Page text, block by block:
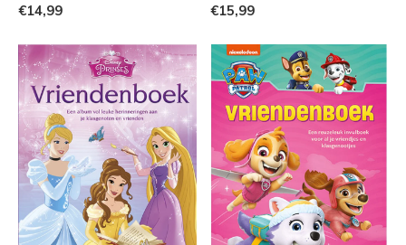
€14,99 €15,99